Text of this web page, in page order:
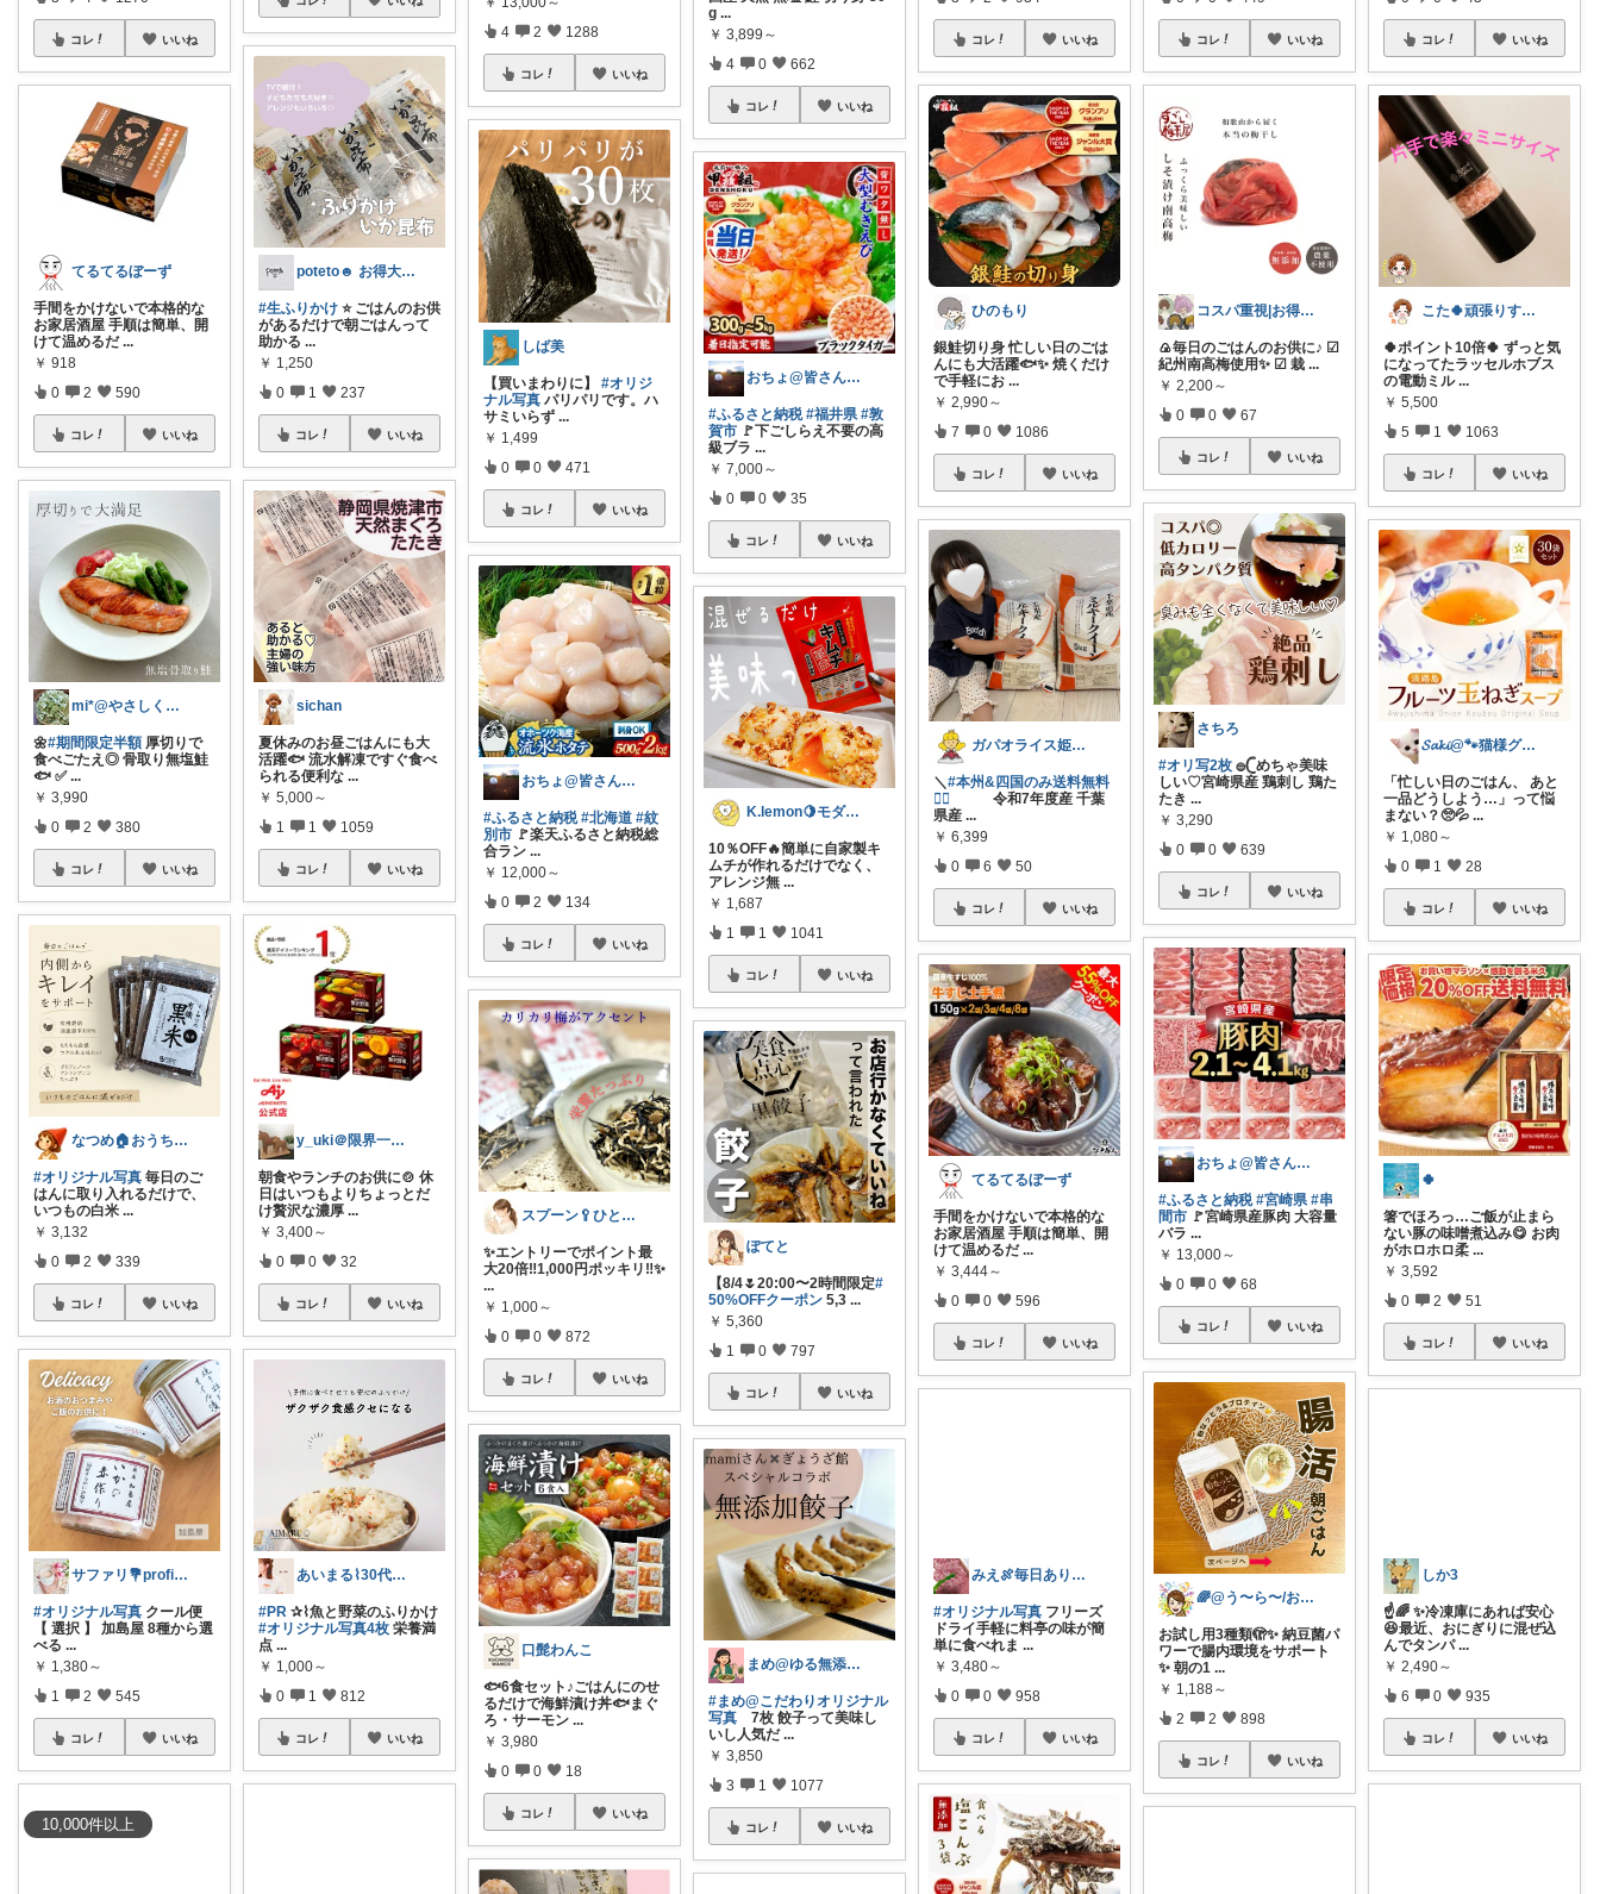
10,000件以上
コレ いいね
てるてるぼーず
手間をかけないで本格的な
お家居酒屋 手順は簡単、開
けて温めるだ ...
￥ 918
0 2 590
コレ いいね
mi*@やさしく整う暮らし
🌼#期間限定半額 厚切りで
食べごたえ◎ 骨取り無塩鮭
🐟️ ✅ ...
￥ 3,990
0 2 380
コレ いいね
なつめ🏠️おうち時間大好き
#オリジナル写真 毎日のご
はんに取り入れるだけで、
いつもの白米 ...
￥ 3,132
0 2 339
コレ いいね
サファリ‎💐profileにてお礼
#オリジナル写真 クール便
【 選択 】 加島屋 8種から選
べる ...
￥ 1,380～
1 2 545
コレ いいね
poteto☻ お得大好き💜
#生ふりかけ ⭐️ ごはんのお供
があるだけで朝ごはんって
助かる ...
￥ 1,250
0 1 237
コレ いいね
sichan
夏休みのお昼ごはんにも大
活躍🐟 流水解凍ですぐ食べ
られる便利な ...
￥ 5,000～
1 1 1059
コレ いいね
y_uki＠限界一人暮らしの時短ごはん
朝食やランチのお供に🍲 休
日はいつもよりちょっとだ
け贅沢な濃厚 ...
￥ 3,400～
0 0 32
コレ いいね
あいまる⌇30代ワーママの暮らしと育児
#PR ✰⌇魚と野菜のふりかけ
#オリジナル写真4枚 栄養満
点 ...
￥ 1,000～
0 1 812
コレ いいね
4 2 1288
コレ いいね
しば美
【買いまわりに】#オリジ
ナル写真 パリパリです。ハ
サミいらず ...
￥ 1,499
0 0 471
コレ いいね
おちょ@皆さん良いお買い物を😄🍀
#ふるさと納税 #北海道 #紋
別市 🚩楽天ふるさと納税総
合ラン ...
￥ 12,000～
0 2 134
コレ いいね
スプーン🥄ひとさじの暮らし
✨エントリーでポイント最
大20倍‼️1,000円ポッキリ‼️✨
...
￥ 1,000～
0 0 872
コレ いいね
口髭わんこ
🐟6食セット♪ごはんにのせ
るだけで海鮮漬け丼🐟まぐ
ろ・サーモン ...
￥ 3,980
0 0 18
コレ いいね
g ...
￥ 3,899～
4 0 662
コレ いいね
おちょ@皆さん良いお買い物を😄🍀
#ふるさと納税 #福井県 #敦
賀市 🚩下ごしらえ不要の高
級ブラ ...
￥ 7,000～
0 0 35
コレ いいね
K.lemon🍋モダン+家事楽+🐶
10％OFF🔥簡単に自家製キ
ムチが作れるだけでなく、
アレンジ無 ...
￥ 1,687
1 1 1041
コレ いいね
ぽてと
【8/4🌷20:00〜2時間限定#
50%OFFクーポン 5,3 ...
￥ 5,360
1 0 797
コレ いいね
まめ@ゆる無添加でミニマル生活☕
#まめ@こだわりオリジナル
写真 7枚 餃子って美味し
いし人気だ ...
￥ 3,850
3 1 1077
コレ いいね
コレ いいね
ひのもり
銀鮭切り身 忙しい日のごは
んにも大活躍🐟✨ 焼くだけ
で手軽にお ...
￥ 2,990～
7 0 1086
コレ いいね
ガパオライス姫👸🌶️🌶️🌶️
＼#本州&四国のみ送料無料
❤️‍🔥 令和7年度産 千葉
県産 ...
￥ 6,399
0 6 50
コレ いいね
てるてるぼーず
手間をかけないで本格的な
お家居酒屋 手順は簡単、開
けて温めるだ ...
￥ 3,444～
0 0 596
コレ いいね
みえ🍖毎日ありがとう🐟️
#オリジナル写真
ドライ手軽に料亭の味が簡
単に食べれま ...
0 0
コレ いいね
コレ いいね
コスパ重視|お得ROOM🐷
🍙毎日のごはんのお供に♪ ☑︎
紀州南高梅使用✨ ☑︎ 栽 ...
￥ 2,200～
0 0 67
コレ いいね
さちろ
#オリ写2枚 𓐍𓊆めちゃ美味
しい♡宮崎県産 鶏刺し 鶏た
たき...
￥ 3,290
0 0 639
コレ いいね
おちょ@皆さん良いお買い物を😄🍀
#ふるさと納税 #宮崎県 #串
間市 🚩宮崎県産豚肉 大容量
バラ ...
￥ 13,000～
0 0 68
コレ いいね
🌈@う〜ら〜/お得✨美味しい✨素敵✨
お試し用3種類🫣✨ 納豆菌パ
ワーで腸内環境をサポート
✨ 朝の1 ...
￥ 1,188～
2 2 898
コレ いいね
コレ いいね
こた🍀頑張りすぎない主婦
🍀ポイント10倍🍀 ずっと気
になってたラッセルホブス
の電動ミル ...
￥ 5,500
5 1 1063
コレ いいね
𝓢𝓪𝓴𝓲@🐾猫様グッズ紹介🐾
「忙しい日のごはん、 あと
一品どうしよう…」って悩
まない？🥺💦 ...
￥ 1,080～
0 1 28
コレ いいね
🍀
箸でほろっ…ご飯が止まら
ない豚の味噌煮込み😋 お肉
がホロホロ柔 ...
￥ 3,592
0 2 51
コレ いいね
しか3
☝️🌈 ✨冷凍庫にあれば安心
😆最近、おにぎりに混ぜ込
んでタンパ ...
￥ 2,490～
6 0